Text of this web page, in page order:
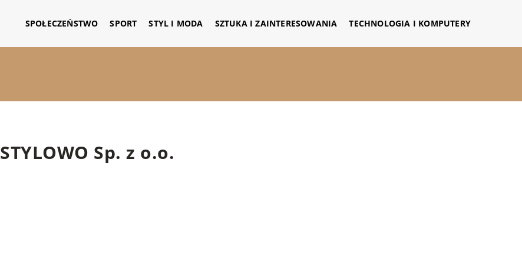
SPOŁECZEŃSTWO SPORT STYL I MODA SZTUKA I ZAINTERESOWANIA TECHNOLOGIA I KOMPUTERY
STYLOWO Sp. z o.o.